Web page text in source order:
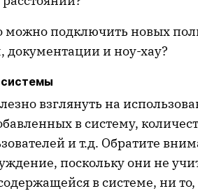
можно подключить новых
документации и ноу-хау?
взглянуть на
в систему,
и т.д. Обратите
поскольку они не
в системе, ни то,